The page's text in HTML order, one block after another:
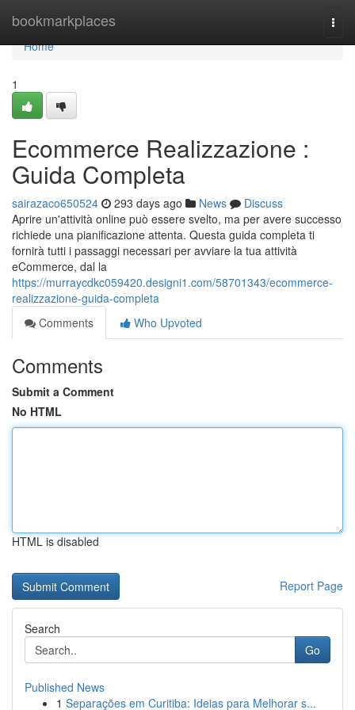
bookmarkplaces
Home
Home
1
Ecommerce Realizzazione :
Guida Completa
sairazaco650524 293 days ago News
Discuss
Aprire un'attività online può essere svelto, ma per avere successo
richiede una pianificazione attenta. Questa guida completa ti
fornirà tutti i passaggi necessari per avviare la tua attività
eCommerce, dal la
https://murraycdkc059420.designi1.com/58701343/ecommerce-
realizzazione-guida-completa
Comments
Who Upvoted
Comments
Submit a Comment
No HTML
HTML is disabled
Report Page
Search
Go
Published News
1 Separações em Curitiba: Ideias para Melhorar s...